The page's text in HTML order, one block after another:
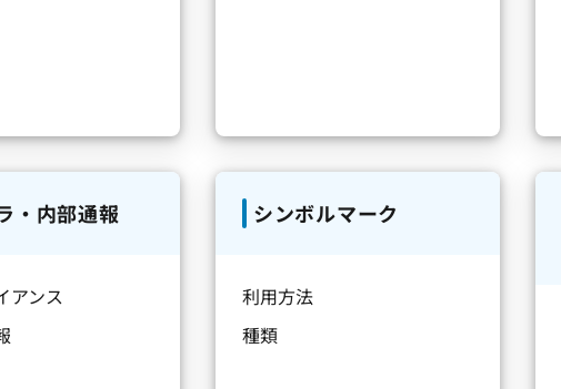
・内部通報
アンス
シンボルマーク
利用方法
種類